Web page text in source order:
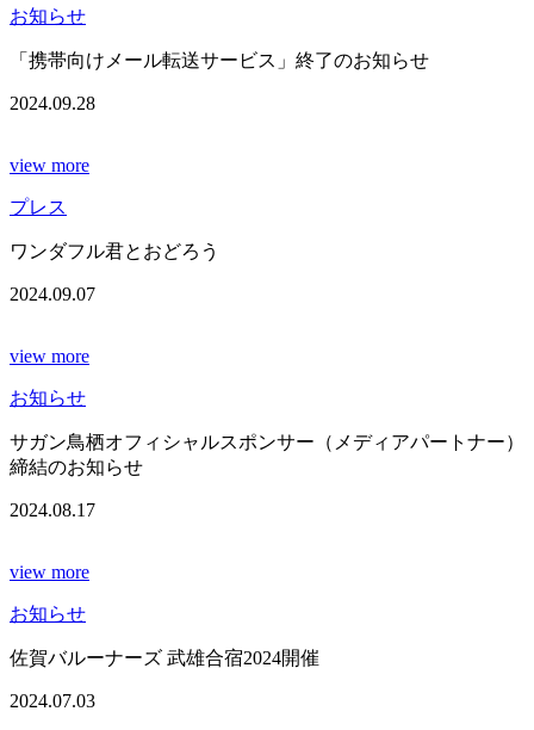
お知らせ
「携帯向けメール転送サービス」終了のお知らせ
2024.09.28
view more
プレス
ワンダフル君とおどろう
2024.09.07
view more
お知らせ
サガン鳥栖オフィシャルスポンサー（メディアパートナー）
締結のお知らせ
2024.08.17
view more
お知らせ
佐賀バルーナーズ 武雄合宿2024開催
2024.07.03